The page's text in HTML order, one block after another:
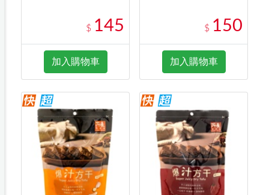
$ 145
加入購物車
$ 150
加入購物車